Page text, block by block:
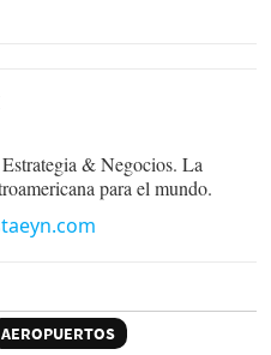
& Negocios. La
para el mundo.
AEROPUERTOS